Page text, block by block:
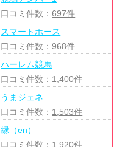
口コミ件数：697件
スマートホース
口コミ件数：968件
ハーレム競馬
口コミ件数： 1,400件
うまジェネ
口コミ件数： 1,503件
縁（en）
口コミ件数： 1,920件